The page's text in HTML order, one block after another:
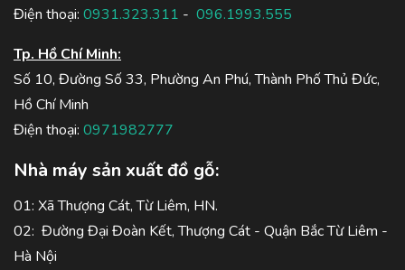
Điện thoại: 0931.323.311 - 096.1993.555
Tp. Hồ Chí Minh:
Số 10, Đường Số 33, Phường An Phú, Thành Phố Thủ Đức,
Hồ Chí Minh
Điện thoại: 0971982777
Nhà máy sản xuất đồ gỗ:
01: Xã Thượng Cát, Từ Liêm, HN.
02: Đường Đại Đoàn Kết, Thượng Cát - Quận Bắc Từ Liêm -
Hà Nội